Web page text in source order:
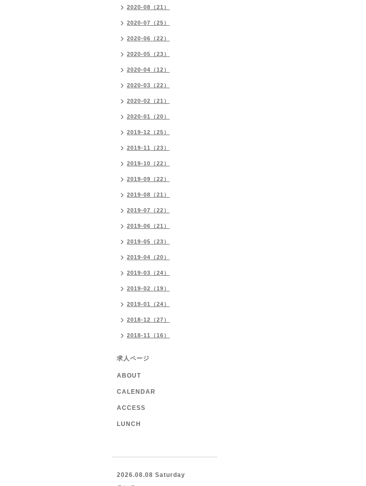
2020-08（21）
2020-07（25）
2020-06（22）
2020-05（23）
2020-04（12）
2020-03（22）
2020-02（21）
2020-01（20）
2019-12（25）
2019-11（23）
2019-10（22）
2019-09（22）
2019-08（21）
2019-07（22）
2019-06（21）
2019-05（23）
2019-04（20）
2019-03（24）
2019-02（19）
2019-01（24）
2018-12（27）
2018-11（16）
求人ページ
ABOUT
CALENDAR
ACCESS
LUNCH
2026.08.08 Saturday